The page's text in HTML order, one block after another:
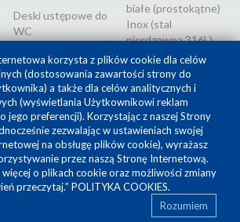
Deski ustępowe do
WC
białe (prostokątne)
Inox (stal
nierdzewna 316L)
i realizacja SilverCube
korzysta z plików cookie dla celów
(dostosowania zawartości strony do
a także dla celów analitycznych i
(wyświetlania Użytkownikowi reklam
jego preferencji). Korzystając z naszej Strony
zezwalając w ustawieniach swojej
na obsługę plików cookie), wyrażasz
przez naszą Stronę Internetową.
o plikach cookie oraz możliwości zmiany
przeczytaj.” POLITYKA COOKIES.
Rozumiem